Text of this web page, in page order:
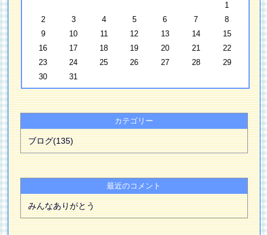
1
2
3 4 5 6 7
8
9
10 11 12 13 14
15
16
17 18 19 20 21
22
23
24 25 26 27 28
29
30
31
カテゴリー
ブログ(135)
最近のコメント
みんなありがとう